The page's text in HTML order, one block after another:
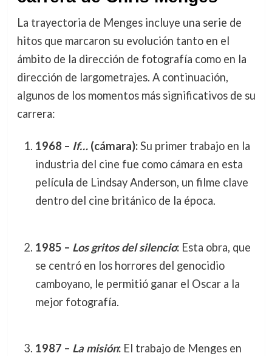
La trayectoria de Menges incluye una serie de
hitos que marcaron su evolución tanto en el
ámbito de la dirección de fotografía como en la
dirección de largometrajes. A continuación,
algunos de los momentos más significativos de su
carrera:
1968 – If…(cámara):Su primer trabajo en la
industria del cine fue como cámara en esta
película de Lindsay Anderson, un filme clave
dentro del cine británico de la época.
1985 – Los gritos del silencio:Esta obra, que
se centró en los horrores del genocidio
camboyano, le permitió ganar el Oscar a la
mejor fotografía.
1987 – La misión:El trabajo de Menges en